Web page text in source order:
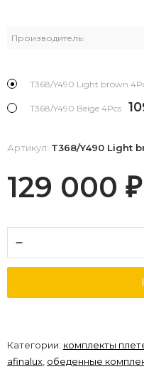
Производитель:
T368/Y490 Light brown
T368/Y490 Beige 4Pcs
Артикул: T368/Y490 Light
129 000 ₽
Категории: комплекты
afinalux обеденные